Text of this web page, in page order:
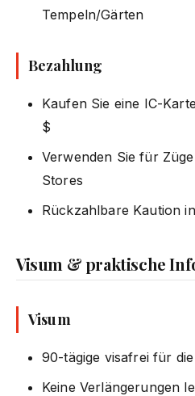
Tempeln/Gärten
Bezahlung
Kaufen Sie eine IC-
$
Verwenden Sie für
Stores
Rückzahlbare Kaution
Visum & praktische
Visum
90-tägige visafrei für
Keine Verlängerungen